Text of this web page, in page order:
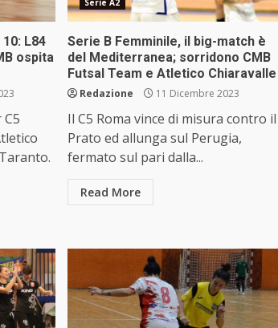
L84
ospita
Serie A2
Serie B Femminile, il big-match è
del Mediterranea; sorridono CMB
Futsal Team e Atletico Chiaravalle
Redazione 11 Dicembre 2023
Il C5 Roma vince di misura contro il
Prato ed allunga sul Perugia,
fermato sul pari dalla...
Read More